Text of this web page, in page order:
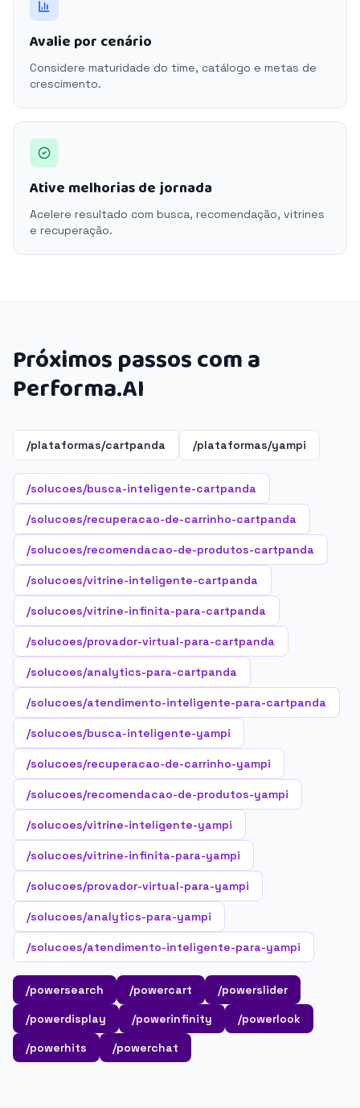
Avalie por cenário
Considere maturidade do time, catálogo e metas de
crescimento.
Ative melhorias de jornada
Acelere resultado com busca, recomendação, vitrines
e recuperação.
Próximos passos com a
Performa.AI
/plataformas/cartpanda /plataformas/yampi
/solucoes/busca-inteligente-cartpanda
/solucoes/recuperacao-de-carrinho-cartpanda
/solucoes/recomendacao-de-produtos-cartpanda
/solucoes/vitrine-inteligente-cartpanda
/solucoes/vitrine-infinita-para-cartpanda
/solucoes/provador-virtual-para-cartpanda
/solucoes/analytics-para-cartpanda
/solucoes/atendimento-inteligente-para-cartpanda
/solucoes/busca-inteligente-yampi
/solucoes/recuperacao-de-carrinho-yampi
/solucoes/recomendacao-de-produtos-yampi
/solucoes/vitrine-inteligente-yampi
/solucoes/vitrine-infinita-para-yampi
/solucoes/provador-virtual-para-yampi
/solucoes/analytics-para-yampi
/solucoes/atendimento-inteligente-para-yampi
/powersearch /powercart
/powerslider
/powerdisplay
/powerinfinity
/powerlook
/powerhits
/powerchat